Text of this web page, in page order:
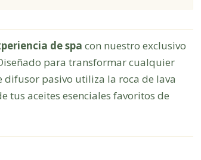
de spa con nuestro exclusivo
para transformar cualquier
difusor pasivo utiliza la roca de lava
tus aceites esenciales favoritos de